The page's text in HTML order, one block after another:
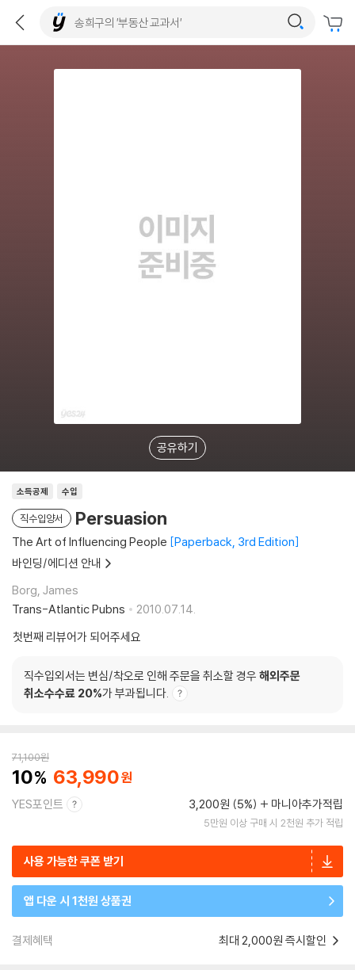
공유하기
소득공제 수입
직수입양서 Persuasion
The Art of Influencing People Paperback, 3rd Edition
바인딩/에디션 안내
Borg, James
Trans-Atlantic Pubns
2010.07.14.
첫번째 리뷰어가 되어주세요
직수입외서는 변심/착오로 인해 주문을 취소할 경우 해외주문
취소수수료 20%가 부과됩니다.
71,100원
10 63,990
YES포인트 3,200원 (5%) 마니아추가적립
5만원 이상 구매 시 2천원 추가 적립
사용 가능한 쿠폰 받기
앱 다운 시 1천원 상품권
결제혜택 최대 2,000원 즉시할인